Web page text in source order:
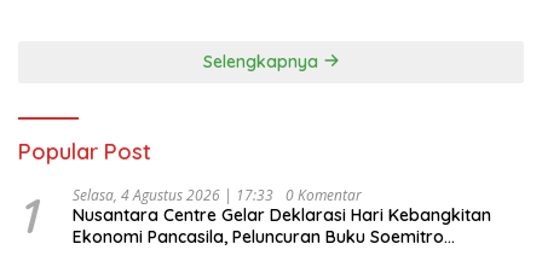
Selengkapnya
Popular Post
1 Selasa, 4 Agustus 2026 | 17:33 0 Komentar
Nusantara Centre Gelar Deklarasi Hari Kebangkitan
Ekonomi Pancasila, Peluncuran Buku Soemitro